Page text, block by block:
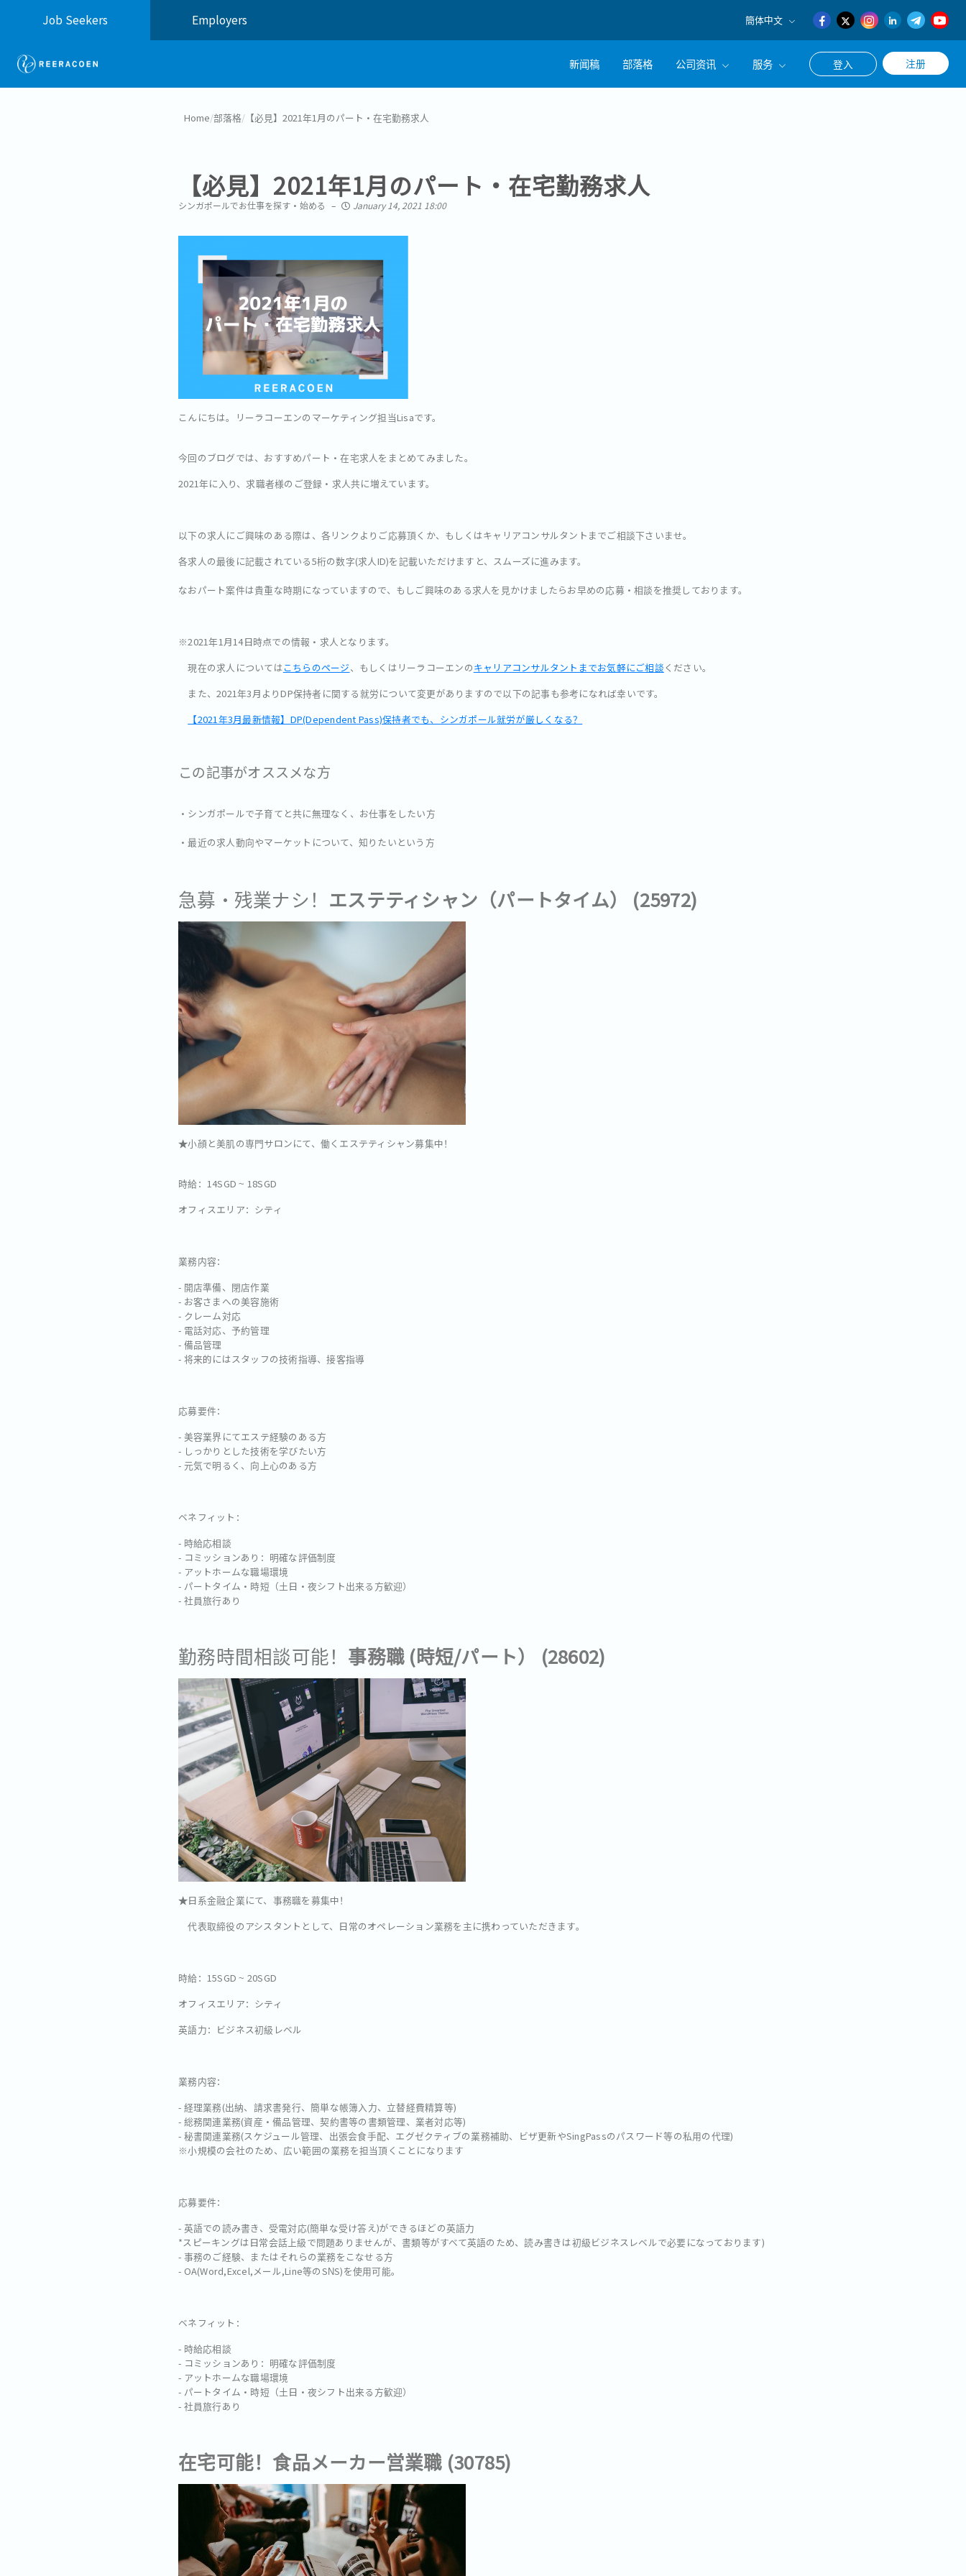
Job Seekers Employers 簡体中文
English
日本語
新闻稿 部落格 公司资讯 服务 登入 注册
Home/部落格/ 【必見】2021年1月のパート・在宅勤務求人
【必見】2021年1月のパート・在宅勤務求人
シンガポールでお仕事を探す・始める January 14, 2021 18:00
こんにちは。リーラコーエンのマーケティング担当Lisaです。
今回のブログでは、おすすめパート・在宅求人をまとめてみました。
2021年に入り、求職者様のご登録・求人共に増えています。
以下の求人にご興味のある際は、各リンクよりご応募頂くか、もしくはキャリアコンサルタントまでご相談下さいませ。
各求人の最後に記載されている5桁の数字(求人ID)を記載いただけますと、スムーズに進みます。
なおパート案件は貴重な時期になっていますので、もしご興味のある求人を見かけましたらお早めの応募・相談を推奨しております。
※2021年1月14日時点での情報・求人となります。
現在の求人についてはこちらのページ、もしくはリーラコーエンのキャリアコンサルタントまでお気軽にご相談ください。
また、2021年3月よりDP保持者に関する就労について変更がありますので以下の記事も参考になれば幸いです。
【2021年3月最新情報】DP(Dependent Pass)保持者でも、シンガポール就労が厳しくなる？
この記事がオススメな方
・シンガポールで子育てと共に無理なく、お仕事をしたい方
・最近の求人動向やマーケットについて、知りたいという方
急募・残業ナシ！ エステティシャン（パートタイム） (25972)
★小顔と美肌の専門サロンにて、働くエステティシャン募集中！
時給：14SGD ~ 18SGD
オフィスエリア：シティ
業務内容：
- 開店準備、閉店作業
- お客さまへの美容施術
- クレーム対応
- 電話対応、予約管理
- 備品管理
- 将来的にはスタッフの技術指導、接客指導
応募要件：
- 美容業界にてエステ経験のある方
- しっかりとした技術を学びたい方
- 元気で明るく、向上心のある方
ベネフィット：
- 時給応相談
- コミッションあり：明確な評価制度
- アットホームな職場環境
- パートタイム・時短（土日・夜シフト出来る方歓迎）
- 社員旅行あり
勤務時間相談可能！ 事務職 (時短/パート） (28602)
★日系金融企業にて、事務職を募集中！
代表取締役のアシスタントとして、日常のオペレーション業務を主に携わっていただきます。
時給：15SGD ~ 20SGD
オフィスエリア：シティ
英語力：ビジネス初級レベル
業務内容：
- 経理業務(出納、請求書発行、簡単な帳簿入力、立替経費精算等)
- 総務関連業務(資産・備品管理、契約書等の書類管理、業者対応等)
- 秘書関連業務(スケジュール管理、出張会食手配、エグゼクティブの業務補助、ビザ更新やSingPassのパスワード等の私用の代理)
※小規模の会社のため、広い範囲の業務を担当頂くことになります
応募要件：
- 英語での読み書き、受電対応(簡単な受け答え)ができるほどの英語力
*スピーキングは日常会話上級で問題ありませんが、書類等がすべて英語のため、読み書きは初級ビジネスレベルで必要になっております)
- 事務のご経験、またはそれらの業務をこなせる方
- OA(Word,Excel,メール,Line等のSNS)を使用可能。
ベネフィット：
- 時給応相談
- コミッションあり：明確な評価制度
- アットホームな職場環境
- パートタイム・時短（土日・夜シフト出来る方歓迎）
- 社員旅行あり
在宅可能！食品メーカー営業職 (30785)